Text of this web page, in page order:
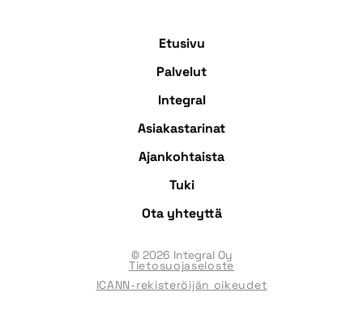
Etusivu
Palvelut
Integral
Asiakastarinat
Ajankohtaista
Tuki
Ota yhteyttä
© 2026 Integral Oy
Tietosuojaseloste
ICANN-rekisteröijän oikeudet